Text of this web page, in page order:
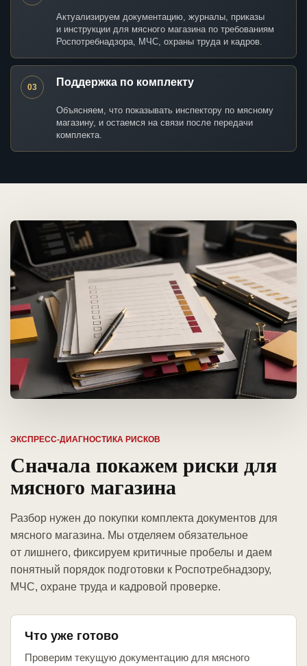
Актуализируем документацию, журналы, приказы
и инструкции для мясного магазина по требованиям
Роспотребнадзора, МЧС, охраны труда и кадров.
03 Поддержка по комплекту
Объясняем, что показывать инспектору по мясному
магазину, и остаемся на связи после передачи
комплекта.
ЭКСПРЕСС-ДИАГНОСТИКА РИСКОВ
Сначала покажем риски для
мясного магазина
Разбор нужен до покупки комплекта документов для
мясного магазина. Мы отделяем обязательное
от лишнего, фиксируем критичные пробелы и даем
понятный порядок подготовки к Роспотребнадзору,
МЧС, охране труда и кадровой проверке.
Что уже готово
Проверим текущую документацию для мясного